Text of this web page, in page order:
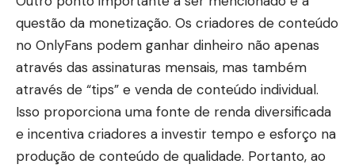
questão da monetização. Os criadores de conteúdo
no OnlyFans podem ganhar dinheiro não apenas
através das assinaturas mensais, mas também
através de “tips” e venda de conteúdo individual.
Isso proporciona uma fonte de renda diversificada
e incentiva criadores a investir tempo e esforço na
produção de conteúdo de qualidade. Portanto, ao